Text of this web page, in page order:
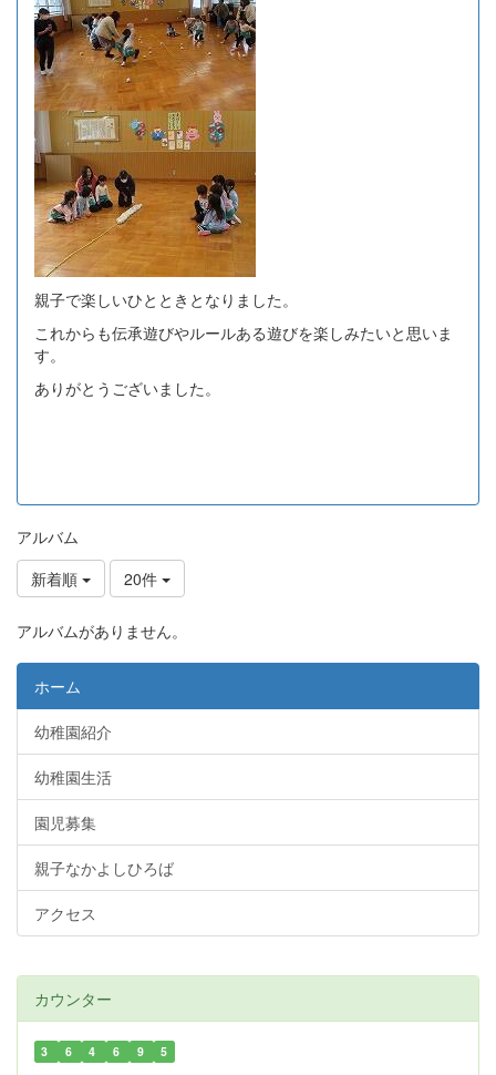
親子で楽しいひとときとなりました。
これからも伝承遊びやルールある遊びを楽しみたいと思いま
す。
ありがとうございました。
アルバム
新着順
20件
アルバムがありません。
ホーム
幼稚園紹介
幼稚園生活
園児募集
親子なかよしひろば
アクセス
カウンター
3 6 4 6 9 5